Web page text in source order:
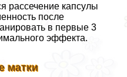
рассечение капсулы
после
в первые 3
эффекта.
матки